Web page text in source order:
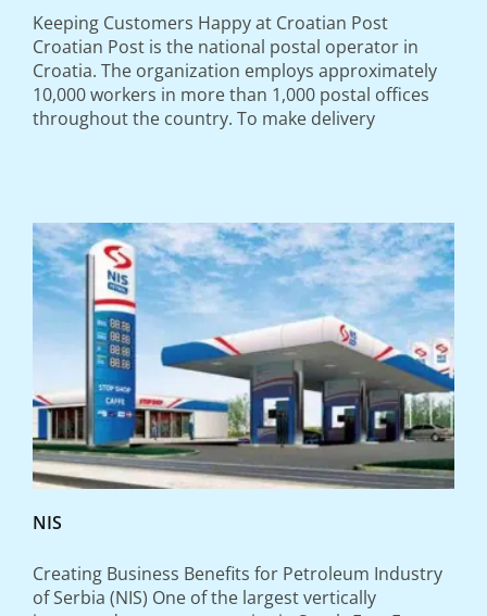
Keeping Customers Happy at Croatian Post
Croatian Post is the national postal operator in
Croatia. The organization employs approximately
10,000 workers in more than 1,000 postal offices
throughout the country. To make delivery
NIS
Creating Business Benefits for Petroleum Industry
of Serbia (NIS) One of the largest vertically